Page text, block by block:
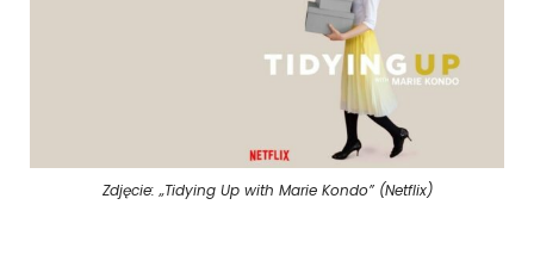
Zdjęcie: „Tidying Up with Marie Kondo” (Netflix)